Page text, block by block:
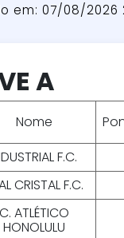
em: 07/08/2026
A
Nome
F.C.
CRISTAL F.C.
C. ATLÉTICO
HONOLULU